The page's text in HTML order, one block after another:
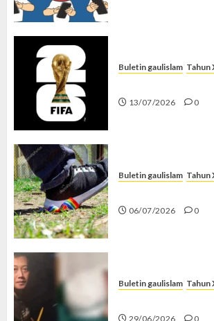
Buletin gaulislam Tahun
13/07/2026 0
Buletin gaulislam Tahun
06/07/2026 0
Buletin gaulislam Tahun
29/06/2026 0